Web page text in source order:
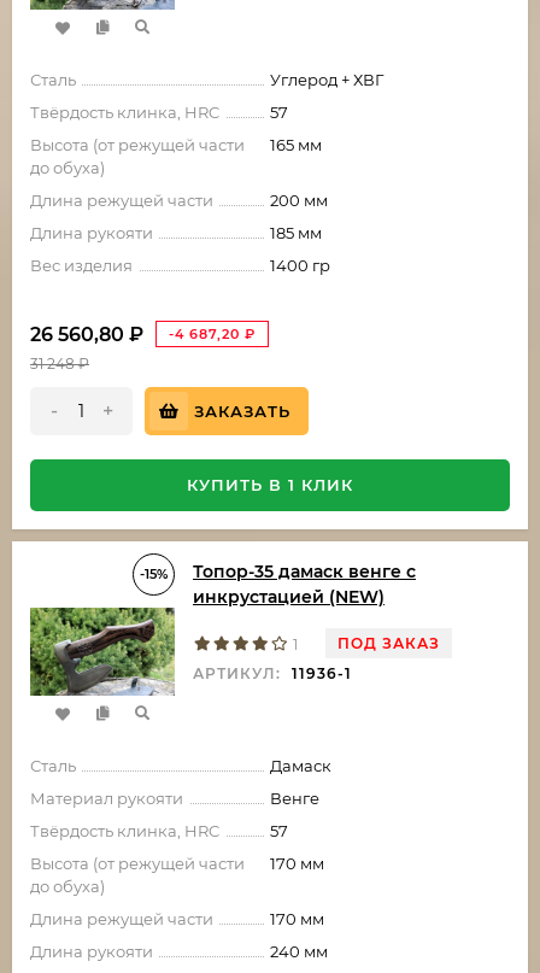
Сталь
Углерод + ХВГ
Твёрдость клинка, HRC
57
Высота (от режущей части
до обуха)
165 мм
Длина режущей части
200 мм
Длина рукояти
185 мм
Вес изделия
1400 гр
26 560,80 ₽ -4 687,20 ₽
31 248₽
- + ЗАКАЗАТЬ
КУПИТЬ В 1 КЛИК
-15%
Топор-35 дамаск венге с
инкрустацией (NEW)
1
ПОД ЗАКАЗ
АРТИКУЛ:
11936-1
Сталь
Дамаск
Материал рукояти
Венге
Твёрдость клинка, HRC
57
Высота (от режущей части
до обуха)
170 мм
Длина режущей части
170 мм
Длина рукояти
240 мм